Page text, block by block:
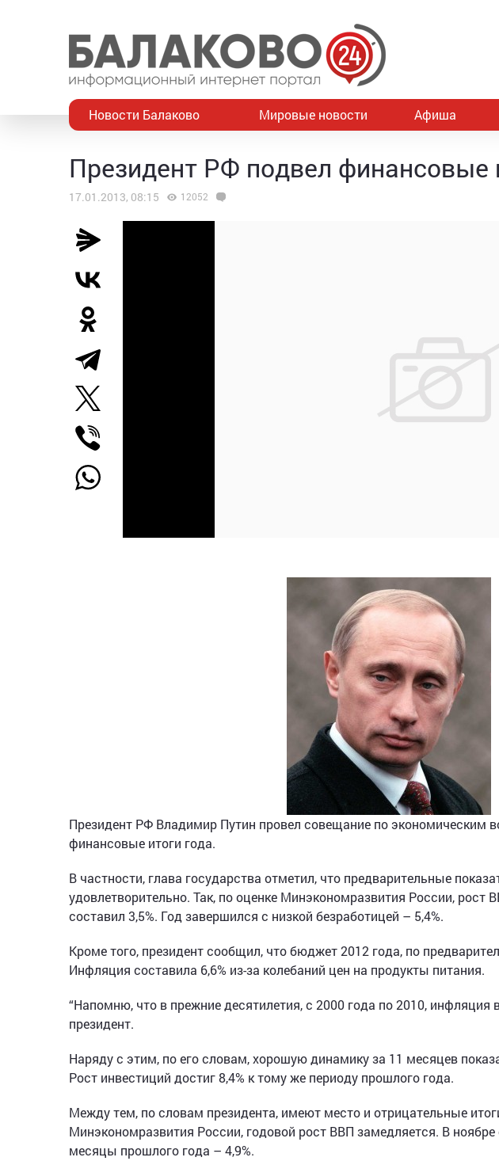
Новости Балаково Мировые новости Афиша
Президент РФ подвел финансовые
17.01.2013, 08:15 12052
Президент РФ Владимир Путин провел совещание по экономическим
финансовые итоги года.
В частности, глава государства отметил, что предварительные
удовлетворительно. Так, по оценке Минэкономразвития России, рост
составил 3,5%. Год завершился с низкой безработицей – 5,4%.
Кроме того, президент сообщил, что бюджет 2012 года, по
Инфляция составила 6,6% из-за колебаний цен на продукты питания.
“Напомню, что в прежние десятилетия, с 2000 года по 2010, инфляция
президент.
Наряду с этим, по его словам, хорошую динамику за 11 месяцев
Рост инвестиций достиг 8,4% к тому же периоду прошлого года.
Между тем, по словам президента, имеют место и отрицательные
Минэкономразвития России, годовой рост ВВП замедляется. В ноябре
месяцы прошлого года – 4,9%.